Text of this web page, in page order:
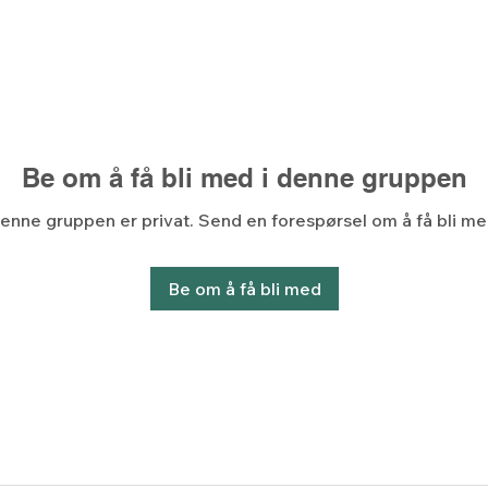
Be om å få bli med i denne gruppen
gruppen er privat. Send en forespørsel om å få bli
Be om å få bli med